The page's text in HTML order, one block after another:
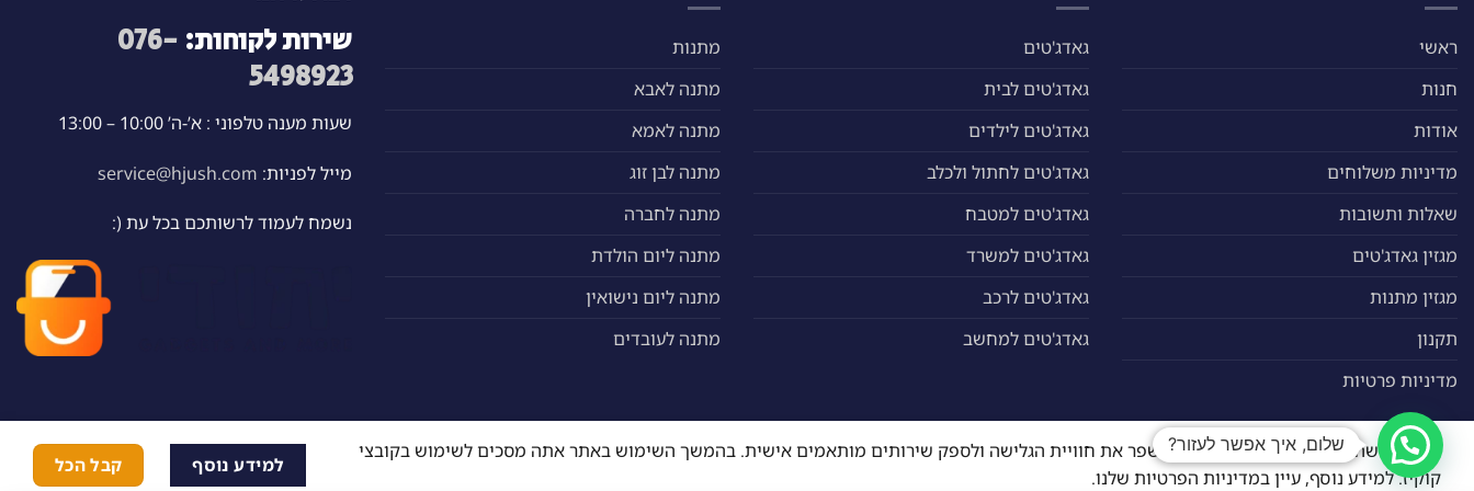
בעמוד
ראשי
חנות
אודות
מדיניות משלוחים
שאלות ותשובות
מגזין גאדג'טים
מגזין מתנות
תקנון
מדיניות פרטיות
גאדג'טים
גאדג'טים לבית
גאדג'טים לילדים
גאדג'טים לחתול ולכלב
גאדג'טים למטבח
גאדג'טים למשרד
גאדג'טים לרכב
גאדג'טים למחשב
מתנות
מתנה לאבא
מתנה לאמא
מתנה לבן זוג
מתנה לחברה
מתנה ליום הולדת
מתנה ליום נישואין
מתנה לעובדים
שירות לקוחות: 076-
5498923
שעות מענה טלפוני : א’-ה’ 10:00 – 13:00
מייל לפניות: service@hjush.com
נשמח לעמוד לרשותכם בכל עת (:
כל הזכויות שמורות 2026 © ייחודי גאדג'טים | מנוהל על ידיWEmanage - ניהול אתרים
האתר עושה שימוש בקובצי קוקיז כדי לשפר את חוויית הגלישה ולספק שירותים מותאמים אישית. בהמשך השימוש באתר אתה מסכים לשימוש בקובצי
קוקיז. למידע נוסף, עיין במדיניות הפרטיות שלנו.
למידע נוסף קבל הכל
שלום, איך אפשר לעזור?